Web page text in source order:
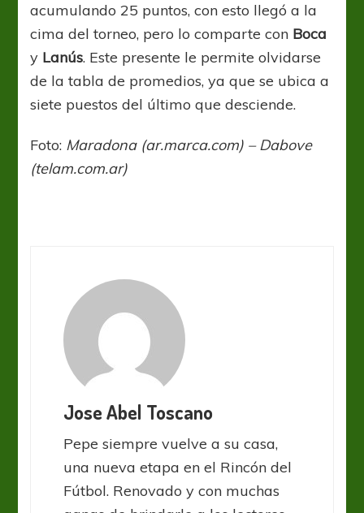
acumulando 25 puntos, con esto llegó a la
cima del torneo, pero lo comparte con Boca
y Lanús. Este presente le permite olvidarse
de la tabla de promedios, ya que se ubica a
siete puestos del último que desciende.
Foto: Maradona (ar.marca.com) – Dabove
(telam.com.ar)
Jose Abel Toscano
Pepe siempre vuelve a su casa,
una nueva etapa en el Rincón del
Fútbol. Renovado y con muchas